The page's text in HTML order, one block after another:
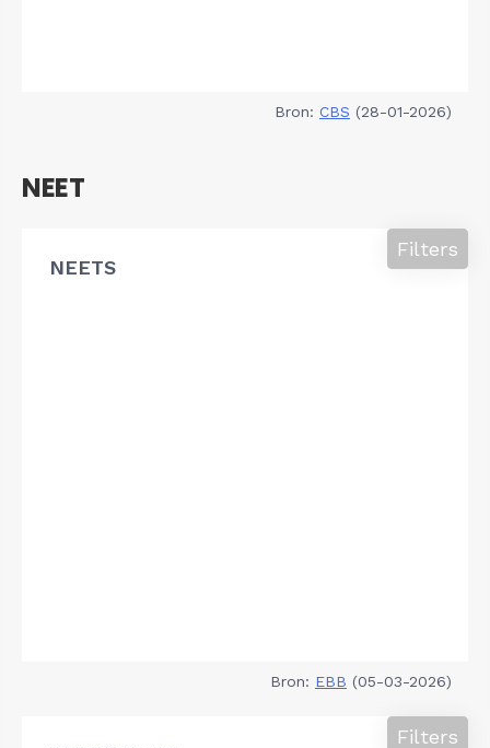
Bron: CBS (28-01-2026)
NEET
NEETS
Filters
Bron: EBB (05-03-2026)
Filters